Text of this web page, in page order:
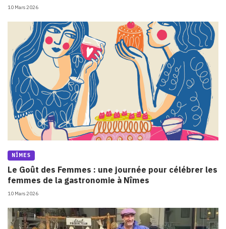
10 Mars 2026
NÎMES
Le Goût des Femmes : une journée pour célébrer les
femmes de la gastronomie à Nîmes
10 Mars 2026